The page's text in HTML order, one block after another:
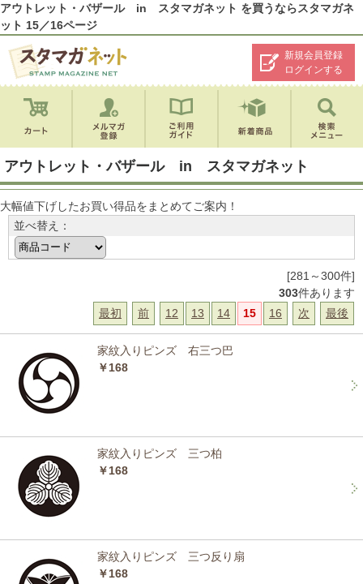
アウトレット・バザール in スタマガネット を買うならスタマガネ
ット 15／16ページ
新規会員登録
ログインする
アウトレット・バザール in スタマガネット
大幅値下げしたお買い得品をまとめてご案内！
並べ替え：
[281～300件]
303件あります
最初
前 12 13 14 15 16 次 最後
家紋入りピンズ 右三つ巴
￥168
家紋入りピンズ 三つ柏
￥168
家紋入りピンズ 三つ反り扇
￥168